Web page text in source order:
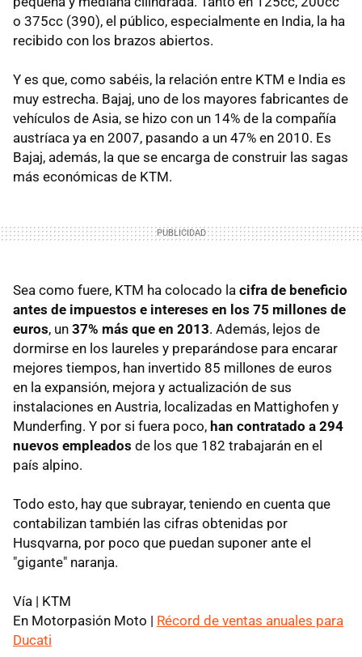
o 375cc (390), el público, especialmente en India, la ha
recibido con los brazos abiertos.
Y es que, como sabéis, la relación entre KTM e India es
muy estrecha. Bajaj, uno de los mayores fabricantes de
vehículos de Asia, se hizo con un 14% de la compañía
austríaca ya en 2007, pasando a un 47% en 2010. Es
Bajaj, además, la que se encarga de construir las sagas
más económicas de KTM.
Sea como fuere, KTM ha colocado la cifra de beneficio
antes de impuestos e intereses en los 75 millones de
euros, un 37% más que en 2013. Además, lejos de
dormirse en los laureles y preparándose para encarar
mejores tiempos, han invertido 85 millones de euros
en la expansión, mejora y actualización de sus
instalaciones en Austria, localizadas en Mattighofen y
Munderfing. Y por si fuera poco, han contratado a 294
nuevos empleados de los que 182 trabajarán en el
país alpino.
Todo esto, hay que subrayar, teniendo en cuenta que
contabilizan también las cifras obtenidas por
Husqvarna, por poco que puedan suponer ante el
"gigante" naranja.
Vía | KTM
En Motorpasión Moto | Récord de ventas anuales para
Ducati